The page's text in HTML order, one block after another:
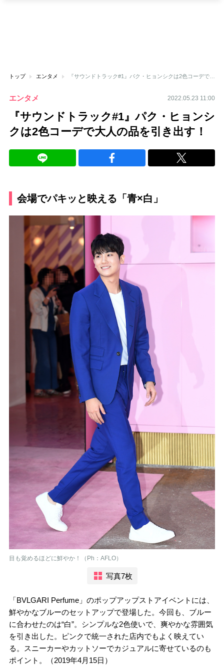
トップ エンタメ 『サウンドトラック#1』パク・ヒョンシクは2色コーデで大人の品を引き出す！
エンタメ 2022.05.23 11:00
『サウンドトラック#1』パク・ヒョンシ
クは2色コーデで大人の品を引き出す！
会場でパキッと映える「青×白」
目も覚めるほどに鮮やか！（Ph：AFLO）
写真7枚
「BVLGARI Perfume」のポップアップストアイベントには、
鮮やかなブルーのセットアップで登場した。今回も、ブルー
に合わせたのは“白”。シンプルな2色使いで、爽やかな雰囲気
を引き出した。ピンクで統一された店内でもよく映えてい
る。スニーカーやカットソーでカジュアルに寄せているのも
ポイント。（2019年4月15日）